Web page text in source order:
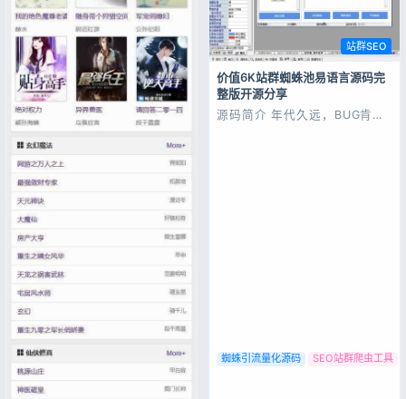
站群SEO
价值6K站群蜘蛛池易语言源码完
整版开源分享
源码简介 年代久远，BUG肯定
蜘蛛引流量化源码 SEO站群爬虫工具
登录
没有账号？立即注册
记住登录
登录
用户协议 隐私政策